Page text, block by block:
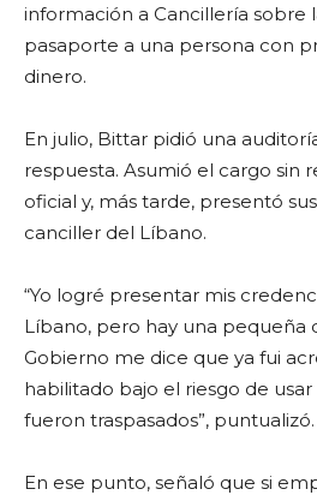
información a Cancillería sobre
pasaporte a una persona con
dinero.
En julio, Bittar pidió una
respuesta. Asumió el cargo sin
oficial y, más tarde, presentó
canciller del Líbano.
“Yo logré presentar mis
Líbano, pero hay una pequeña
Gobierno me dice que ya fui
habilitado bajo el riesgo de
fueron traspasados”, puntualizó.
En ese punto, señaló que si